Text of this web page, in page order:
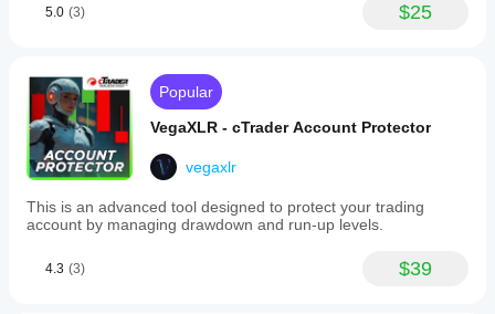
Recent
alert
capabilities
and
integrated
chartshot
alerts
Imgur,
along
a
5.0 (3) $25
Popular
VegaXLR - cTrader Account Protector
vegaxlr
This is an advanced tool designed to protect your trading
account by managing drawdown and run-up levels.
4.3 (3) $39